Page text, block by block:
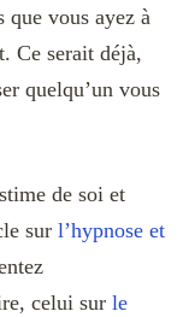
que vous ayez à
Ce serait déjà,
quelqu’un vous
de soi et
sur l’hypnose et
celui sur le